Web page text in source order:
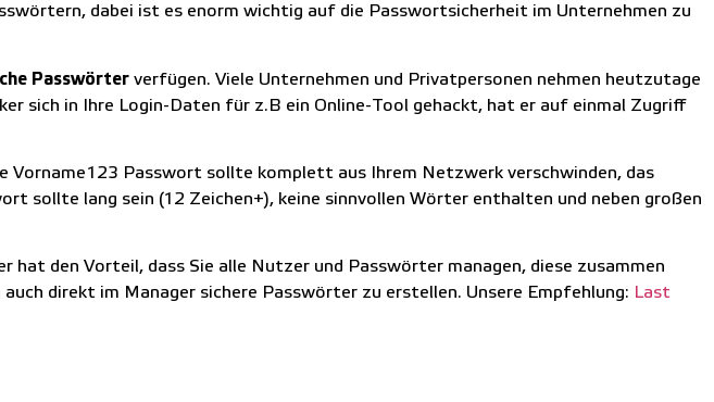
dabei ist es enorm wichtig auf die Passwortsicherheit im Unternehmen zu
Passwörter verfügen. Viele Unternehmen und Privatpersonen nehmen heutzutage
sich in Ihre Login-Daten für z.B ein Online-Tool gehackt, hat er auf einmal Zugriff
Vorname123 Passwort sollte komplett aus Ihrem Netzwerk verschwinden, das
sollte lang sein (12 Zeichen+), keine sinnvollen Wörter enthalten und neben großen
den Vorteil, dass Sie alle Nutzer und Passwörter managen, diese zusammen
direkt im Manager sichere Passwörter zu erstellen. Unsere Empfehlung: Last